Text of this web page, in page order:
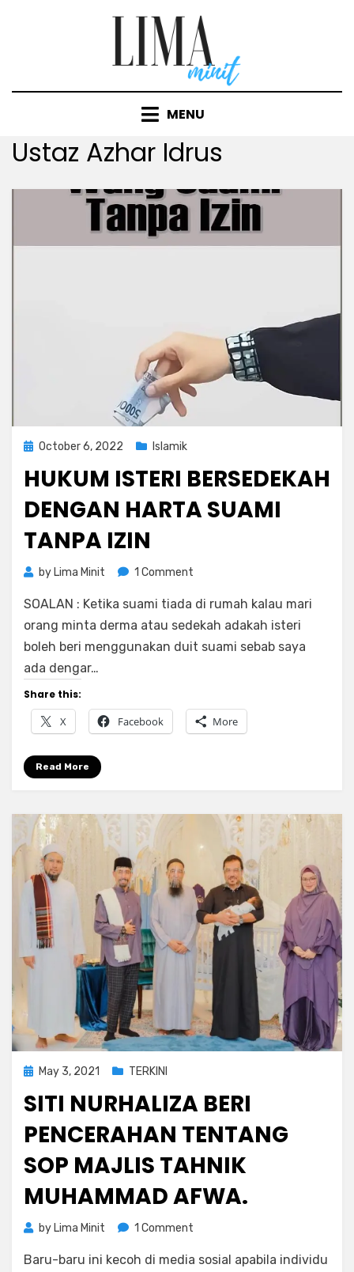
MENU
Tag
:
Ustaz Azhar Idrus
Posted
October 6, 2022 Islamik
HUKUM ISTERI BERSEDEKAH
DENGAN HARTA SUAMI
TANPA IZIN
by Lima Minit 1 Comment
Isteri
Bersedekah
Dengan
Izin
SOALAN : Ketika suami tiada di rumah kalau mari
orang minta derma atau sedekah adakah isteri
boleh beri menggunakan duit suami sebab saya
ada dengar…
Share this:
X Facebook More
Read More
PostedMay 3, 2021 TERKINI
SITI NURHALIZA BERI
PENCERAHAN TENTANG
SOP MAJLIS TAHNIK
MUHAMMAD AFWA.
by Lima Minit 1 Comment
Nurhaliza
Baru-baru ini kecoh di media sosial apabila individu